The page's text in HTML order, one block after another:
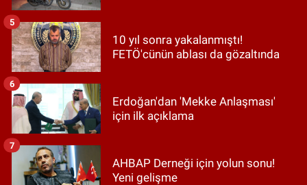
10 yıl sonra yakalanmıştı!
FETÖ'cünün ablası da gözaltında
5
Erdoğan'dan 'Mekke Anlaşması'
için ilk açıklama
6
AHBAP Derneği için yolun sonu!
Yeni gelişme
7